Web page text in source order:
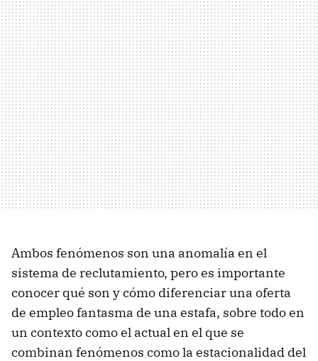
Ambos fenómenos son una anomalía en el
sistema de reclutamiento, pero es importante
conocer qué son y cómo diferenciar una oferta
de empleo fantasma de una estafa, sobre todo en
un contexto como el actual en el que se
combinan fenómenos como la estacionalidad del